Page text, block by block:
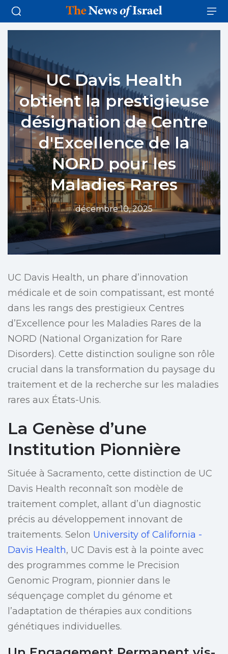
UC Davis Health
obtient la prestigieuse
désignation de Centre
d'Excellence de la
NORD pour les
Maladies Rares
décembre 10, 2025
UC Davis Health, un phare d’innovation
médicale et de soin compatissant, est monté
dans les rangs des prestigieux Centres
d’Excellence pour les Maladies Rares de la
NORD (National Organization for Rare
Disorders). Cette distinction souligne son rôle
crucial dans la transformation du paysage du
traitement et de la recherche sur les maladies
rares aux États-Unis.
La Genèse d’une
Institution Pionnière
Située à Sacramento, cette distinction de UC
Davis Health reconnaît son modèle de
traitement complet, allant d’un diagnostic
précis au développement innovant de
traitements. Selon University of California -
Davis Health, UC Davis est à la pointe avec
des programmes comme le Precision
Genomic Program, pionnier dans le
séquençage complet du génome et
l’adaptation de thérapies aux conditions
génétiques individuelles.